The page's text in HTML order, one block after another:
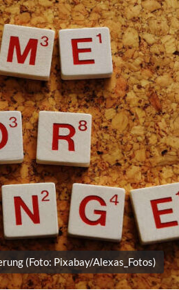
(Foto: Pixabay/Alexas_Fotos)